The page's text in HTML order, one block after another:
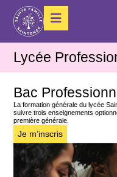
Lycée
Bac
La formation générale du lycée
suivre trois enseignements
première générale.
Je m’inscris